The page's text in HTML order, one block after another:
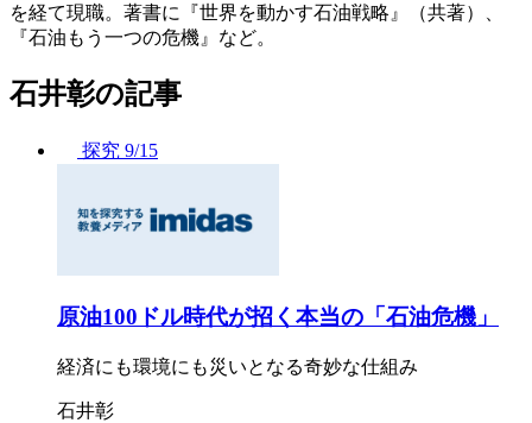
を経て現職。著書に『世界を動かす石油戦略』（共著）、
『石油もう一つの危機』など。
石井彰の記事
探究 9/15
原油100ドル時代が招く本当の「石油危機」
経済にも環境にも災いとなる奇妙な仕組み
石井彰